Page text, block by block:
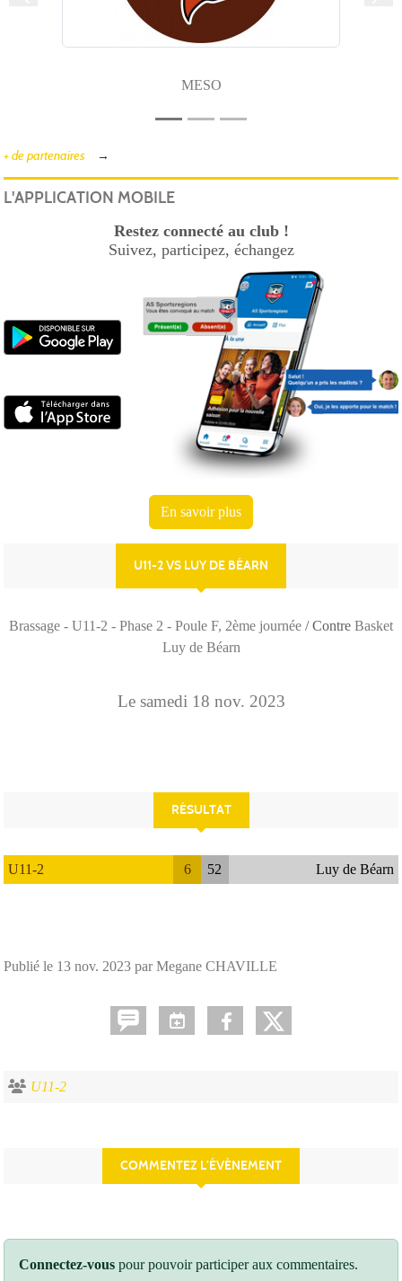
U11-2 VS LUY DE BÉARN
Brassage - U11-2 - Phase 2 - Poule F, 2ème journée / Contre Basket
Luy de Béarn
Le samedi 18 nov. 2023
RÉSULTAT
U11-2 6 52 Luy de Béarn
Publié le 13 nov. 2023 par Megane CHAVILLE
U11-2
COMMENTEZ L’ÉVÈNEMENT
Connectez-vous pour pouvoir participer aux commentaires.
MESO
+ de partenaires
L'APPLICATION MOBILE
Restez connecté au club !
Suivez, participez, échangez
En savoir plus